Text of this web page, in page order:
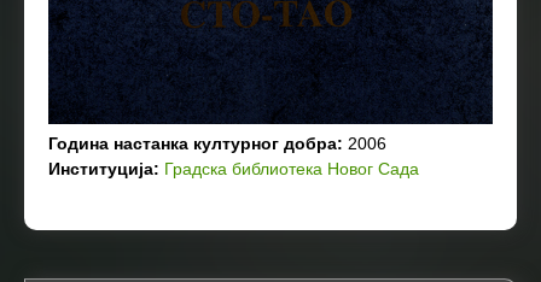
Година настанка културног добра: 2006
Институција: Градска библиотека Новог Сада